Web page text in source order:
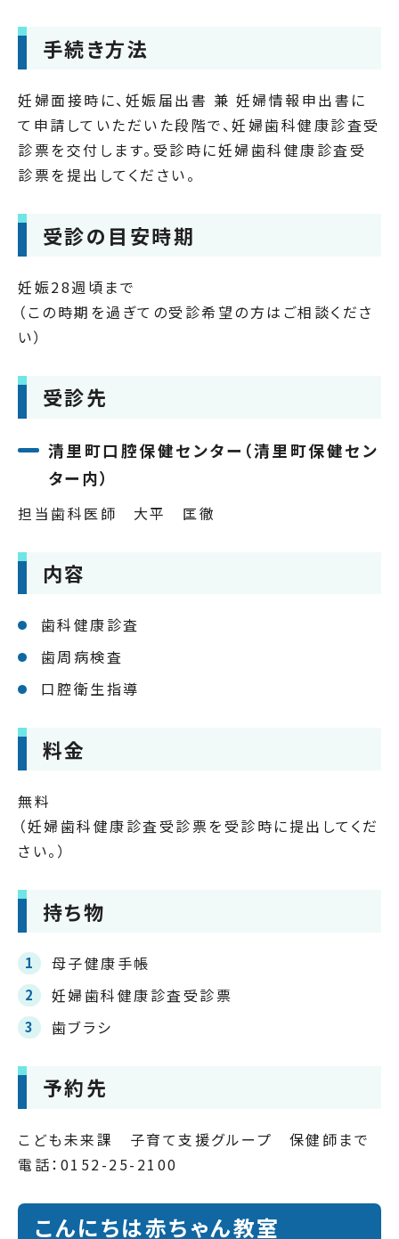
手続き方法
妊婦面接時に、妊娠届出書 兼 妊婦情報申出書に
て申請していただいた段階で、妊婦歯科健康診査受
診票を交付します。受診時に妊婦歯科健康診査受
診票を提出してください。
受診の目安時期
妊娠28週頃まで
（この時期を過ぎての受診希望の方はご相談くださ
い）
受診先
清里町口腔保健センター（清里町保健セン
ター内）
担当歯科医師 大平 匡徹
内容
歯科健康診査
歯周病検査
口腔衛生指導
料金
無料
（妊婦歯科健康診査受診票を受診時に提出してくだ
さい。）
持ち物
母子健康手帳
妊婦歯科健康診査受診票
歯ブラシ
予約先
こども未来課 子育て支援グループ 保健師まで
電話：0152-25-2100
こんにちは赤ちゃん教室